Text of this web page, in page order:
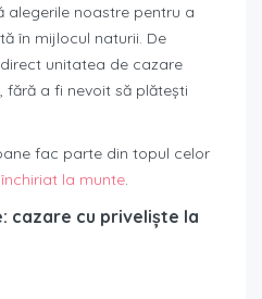
alegerile noastre pentru a
în mijlocul naturii. De
unitatea de cazare
a fi nevoit să plătești
fac parte din topul celor
la munte.
cazare cu priveliște la